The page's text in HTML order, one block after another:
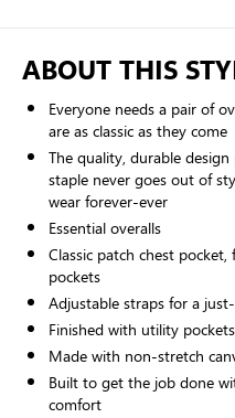
ABOUT THIS
Everyone needs a pair of
are as classic as they come
The quality, durable
staple never goes out of
wear forever-ever
Essential overalls
Classic patch chest
pockets
Adjustable straps for a
Finished with utility pockets
Made with non-stretch
Built to get the job done
comfort